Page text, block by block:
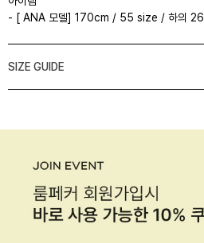
- [ ANA 모델] 170cm / 55 size / 하의 26
SIZE GUIDE